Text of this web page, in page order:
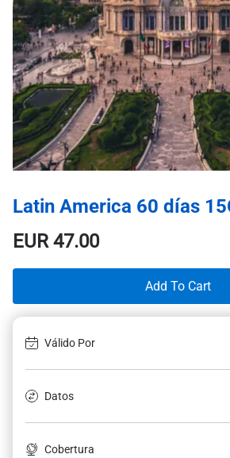
Latin America 60 días
EUR47.00
Add To Cart
Válido Por
Datos
Cobertura